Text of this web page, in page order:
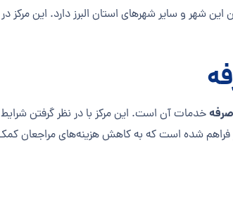
شهر و سایر شهرهای استان البرز دارد. این مرکز
خدمات آن است. این مرکز با در نظر گرفتن
فراهم شده است که به کاهش هزینه‌های مراجعان